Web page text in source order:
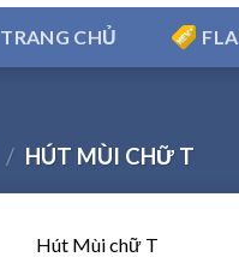
TRANG CHỦ
/ HÚT MÙI CHỮ T
Hút Mùi chữ T